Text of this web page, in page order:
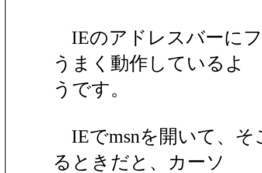
IEのアドレスバーに
うまく動作しているよ
うです。
IEでmsnを開いて、そ
るときだと、カーソ